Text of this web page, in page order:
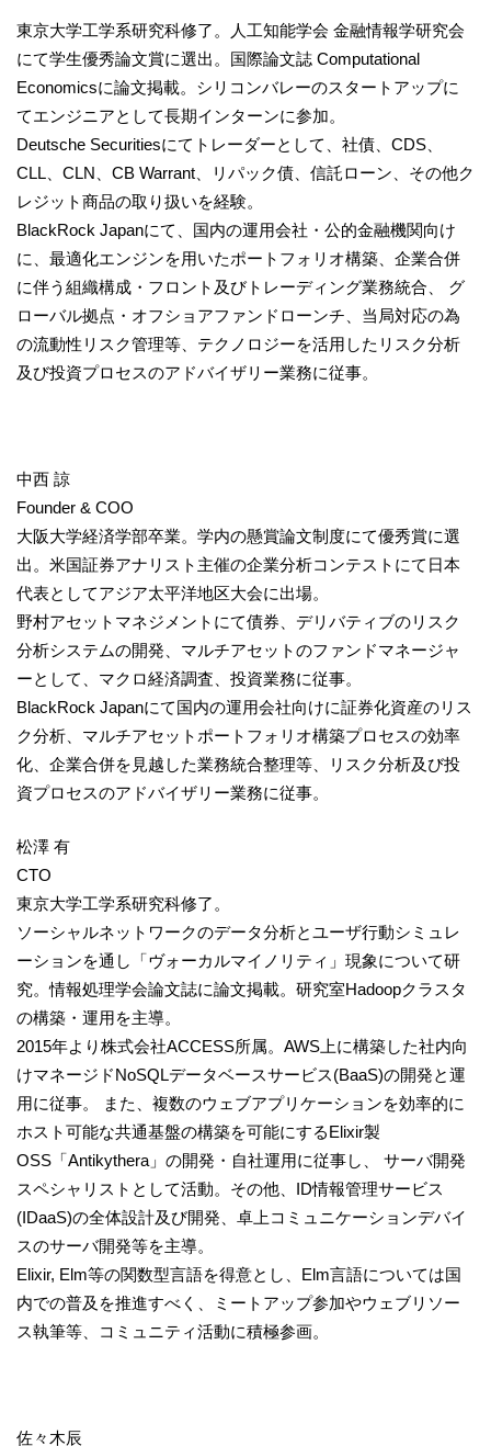
東京大学工学系研究科修了。人工知能学会 金融情報学研究会
にて学生優秀論文賞に選出。国際論文誌 Computational
Economicsに論文掲載。シリコンバレーのスタートアップに
てエンジニアとして長期インターンに参加。
Deutsche Securitiesにてトレーダーとして、社債、CDS、
CLL、CLN、CB Warrant、リパック債、信託ローン、その他ク
レジット商品の取り扱いを経験。
BlackRock Japanにて、国内の運用会社・公的金融機関向け
に、最適化エンジンを用いたポートフォリオ構築、企業合併
に伴う組織構成・フロント及びトレーディング業務統合、 グ
ローバル拠点・オフショアファンドローンチ、当局対応の為
の流動性リスク管理等、テクノロジーを活用したリスク分析
及び投資プロセスのアドバイザリー業務に従事。
中西 諒
Founder & COO
大阪大学経済学部卒業。学内の懸賞論文制度にて優秀賞に選
出。米国証券アナリスト主催の企業分析コンテストにて日本
代表としてアジア太平洋地区大会に出場。
野村アセットマネジメントにて債券、デリバティブのリスク
分析システムの開発、マルチアセットのファンドマネージャ
ーとして、マクロ経済調査、投資業務に従事。
BlackRock Japanにて国内の運用会社向けに証券化資産のリス
ク分析、マルチアセットポートフォリオ構築プロセスの効率
化、企業合併を見越した業務統合整理等、リスク分析及び投
資プロセスのアドバイザリー業務に従事。
松澤 有
CTO
東京大学工学系研究科修了。
ソーシャルネットワークのデータ分析とユーザ行動シミュレ
ーションを通し「ヴォーカルマイノリティ」現象について研
究。情報処理学会論文誌に論文掲載。研究室Hadoopクラスタ
の構築・運用を主導。
2015年より株式会社ACCESS所属。AWS上に構築した社内向
けマネージドNoSQLデータベースサービス(BaaS)の開発と運
用に従事。 また、複数のウェブアプリケーションを効率的に
ホスト可能な共通基盤の構築を可能にするElixir製
OSS「Antikythera」の開発・自社運用に従事し、 サーバ開発
スペシャリストとして活動。その他、ID情報管理サービス
(IDaaS)の全体設計及び開発、卓上コミュニケーションデバイ
スのサーバ開発等を主導。
Elixir, Elm等の関数型言語を得意とし、Elm言語については国
内での普及を推進すべく、ミートアップ参加やウェブリソー
ス執筆等、コミュニティ活動に積極参画。
佐々木辰